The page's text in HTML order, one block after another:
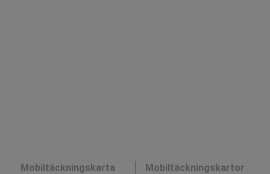
Mobiltäckningskarta
Mobiltäckningskartor